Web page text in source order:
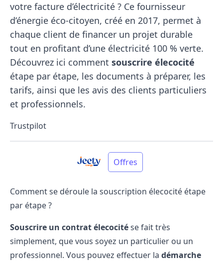
votre facture d’électricité ? Ce fournisseur
d’énergie éco-citoyen, créé en 2017, permet à
chaque client de financer un projet durable
tout en profitant d’une électricité 100 % verte.
Découvrez ici comment souscrire élecocité
étape par étape, les documents à préparer, les
tarifs, ainsi que les avis des clients particuliers
et professionnels.
Trustpilot
Offres
Comment se déroule la souscription élecocité étape
par étape ?
Souscrire un contrat élecocitése fait très
simplement, que vous soyez un particulier ou un
professionnel. Vous pouvez effectuer la démarche